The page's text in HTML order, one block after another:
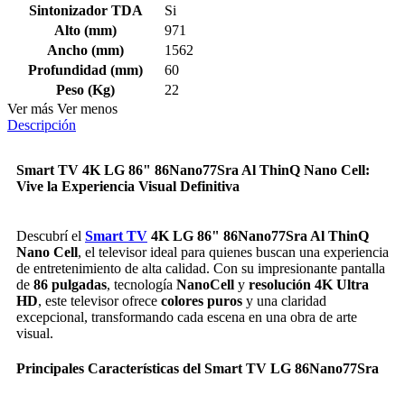
Sintonizador TDA
Si
Alto (mm)
971
Ancho (mm)
1562
Profundidad (mm)
60
Peso (Kg)
22
Ver más Ver menos
Descripción
Smart TV 4K LG 86" 86Nano77Sra Al ThinQ Nano Cell:
Vive la Experiencia Visual Definitiva
Descubrí el Smart TV 4K LG 86" 86Nano77Sra Al ThinQ
Nano Cell, el televisor ideal para quienes buscan una experiencia
de entretenimiento de alta calidad. Con su impresionante pantalla
de 86 pulgadas, tecnología NanoCell y resolución 4K Ultra
HD, este televisor ofrece colores puros y una claridad
excepcional, transformando cada escena en una obra de arte
visual.
Principales Características del Smart TV LG 86Nano77Sra